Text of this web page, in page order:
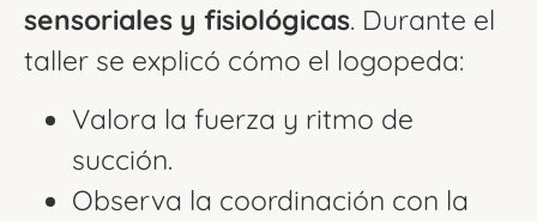
sensoriales y fisiológicas. Durante el
taller se explicó cómo el logopeda:
Valora la fuerza y ritmo de
succión.
Observa la coordinación con la